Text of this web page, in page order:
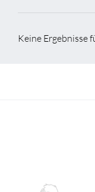
Keine Ergebnisse